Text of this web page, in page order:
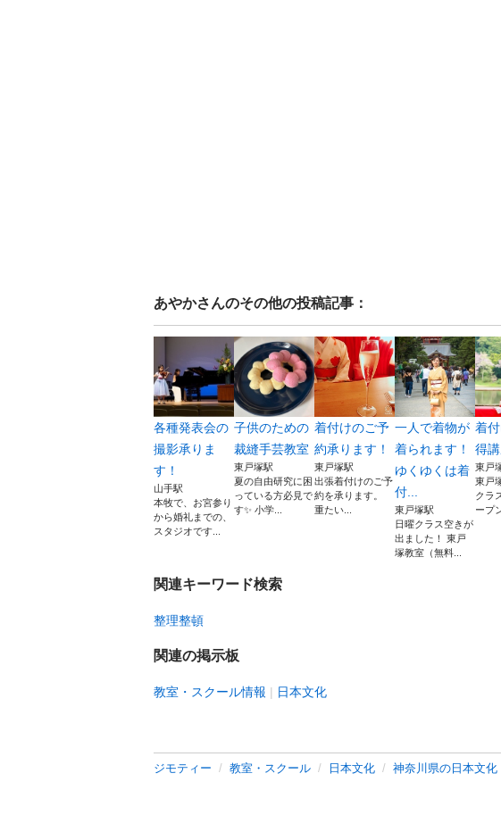
あやかさんのその他の投稿記事：
各種発表会の
撮影承りま
す！
山手駅
本牧で、お宮参り
から婚礼までの、
スタジオです...
子供のための
裁縫手芸教室
東戸塚駅
夏の自由研究に困
っている方必見で
す✨ 小学...
着付けのご予
約承ります！
東戸塚駅
出張着付けのご予
約を承ります。
重たい...
一人で着物が
着られます！
ゆくゆくは着
付...
東戸塚駅
日曜クラス空きが
出ました！ 東戸
塚教室（無料...
着
得
東戸
東戸
クラ
ープ
関連キーワード検索
整理整頓
関連の掲示板
教室・スクール情報 日本文化
ジモティー 教室・スクール 日本文化 神奈川県の日本文化